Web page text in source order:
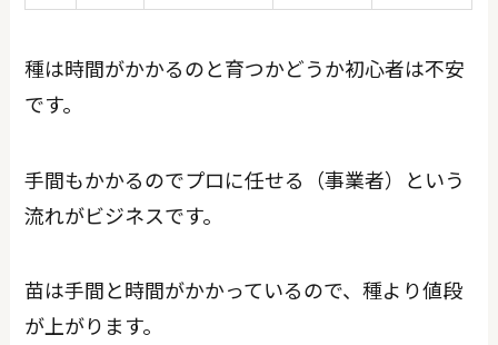
種は時間がかかるのと育つかどうか初心者は不安
です。
手間もかかるのでプロに任せる（事業者）という
流れがビジネスです。
苗は手間と時間がかかっているので、種より値段
が上がります。